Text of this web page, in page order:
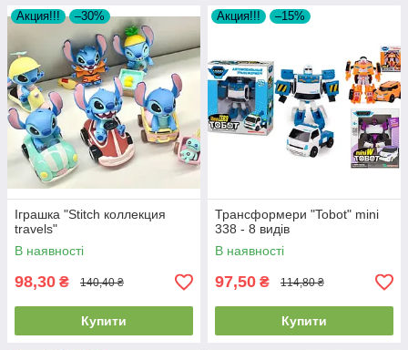
Акция!!! –30%
Іграшка "Stitch коллекция
travels"
В наявності
98,30 ₴ 140,40 ₴
Купити
Акция!!! –15%
Трансформери "Tobot" mini
338 - 8 видів
В наявності
97,50 ₴ 114,80 ₴
Купити